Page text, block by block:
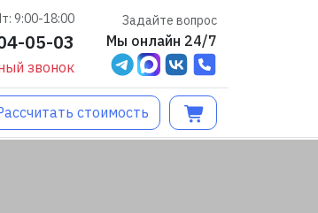
9:00-18:00
05-03
звонок
Задайте вопрос
Мы онлайн 24/7
стоимость